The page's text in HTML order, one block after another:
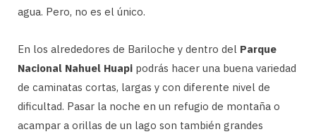
agua. Pero, no es el único.
En los alrededores de Bariloche y dentro del Parque
Nacional Nahuel Huapi podrás hacer una buena variedad
de caminatas cortas, largas y con diferente nivel de
dificultad. Pasar la noche en un refugio de montaña o
acampar a orillas de un lago son también grandes